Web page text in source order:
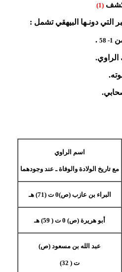
(1)
التي دونـها البيهقي تشمل :
.
الراوي.
اسم الراوي
مع تاريخ الولادة والوفاة ـ عند وجودهما
البراء بن عازب (ص)0 ت (71) هـ
أبو هريرة (ص) 0 ت ( 59) هـ
عبد الله بن مسعود (ص)
ت ( 32)